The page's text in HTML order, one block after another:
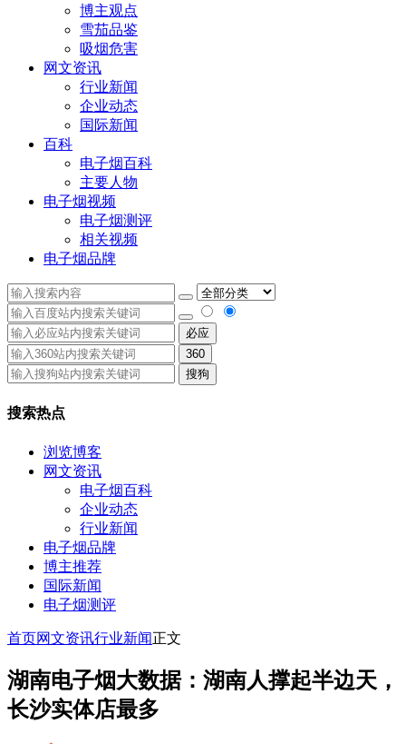
博主观点
雪茄品鉴
吸烟危害
网文资讯
行业新闻
企业动态
国际新闻
百科
电子烟百科
主要人物
电子烟视频
电子烟测评
相关视频
电子烟品牌
必应
360
搜狗
搜索热点
浏览博客
网文资讯
电子烟百科
企业动态
行业新闻
电子烟品牌
博主推荐
国际新闻
电子烟测评
首页网文资讯行业新闻正文
湖南电子烟大数据：湖南人撑起半边天，
长沙实体店最多